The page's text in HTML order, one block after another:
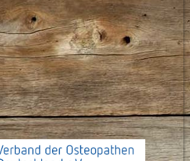
1828 - 1917 Begründer der